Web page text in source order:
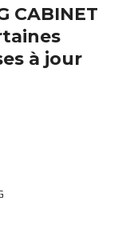
CABINET
à jour